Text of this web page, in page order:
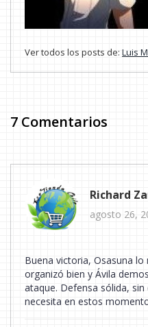
Ver todos los posts de: Luis
7 Comentarios
Richard
agosto 26,
Buena victoria, Osasuna lo
organizó bien y Ávila
ataque. Defensa sólida,
necesita en estos